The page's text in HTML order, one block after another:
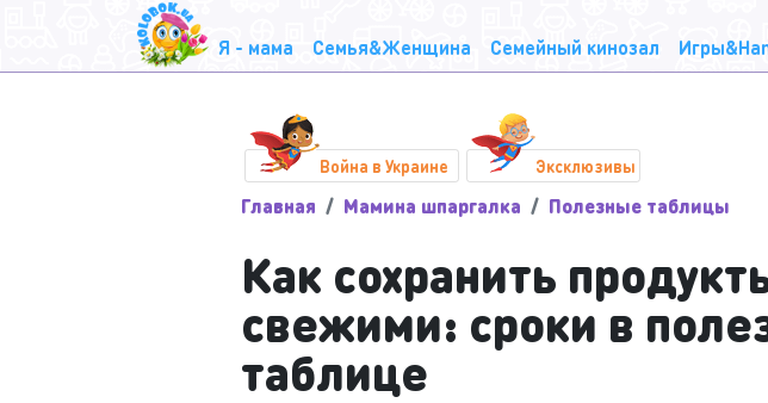
Я - мама Семья&Женщина Семейный кинозал
Война в Украине Эксклюзивы
Главная Мамина шпаргалка Полезные таблицы
Как сохранить
свежими: сроки в
таблице